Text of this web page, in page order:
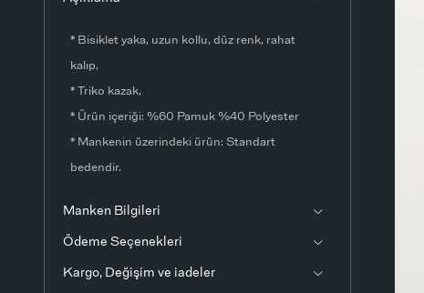
* Bisiklet yaka, uzun kollu, düz renk, rahat
kalıp,
* Triko kazak,
* Ürün içeriği: %60 Pamuk %40 Polyester
* Mankenin üzerindeki ürün: Standart
bedendir.
110 cmKol Boyu: 41 cmÖlçülerde ±1-3 cm fark
olabilir.
* Ürün fotoğrafları stüdyo ortamında
Manken Bilgileri
Ödeme Seçenekleri
Kargo, Değişim ve iadeler